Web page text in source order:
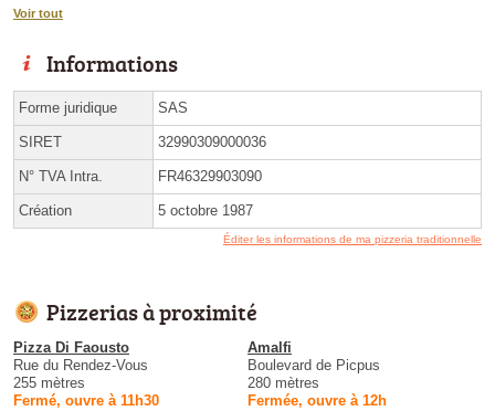
Voir tout
Informations
Forme juridique SAS
SIRET 32990309000036
N° TVA Intra. FR46329903090
Création 5 octobre 1987
Éditer les informations de ma pizzeria traditionnelle
Pizzerias à proximité
Pizza Di Faousto
Rue du Rendez-Vous
255 mètres
Fermé, ouvre à 11h30
Amalfi
Boulevard de Picpus
280 mètres
Fermée, ouvre à 12h